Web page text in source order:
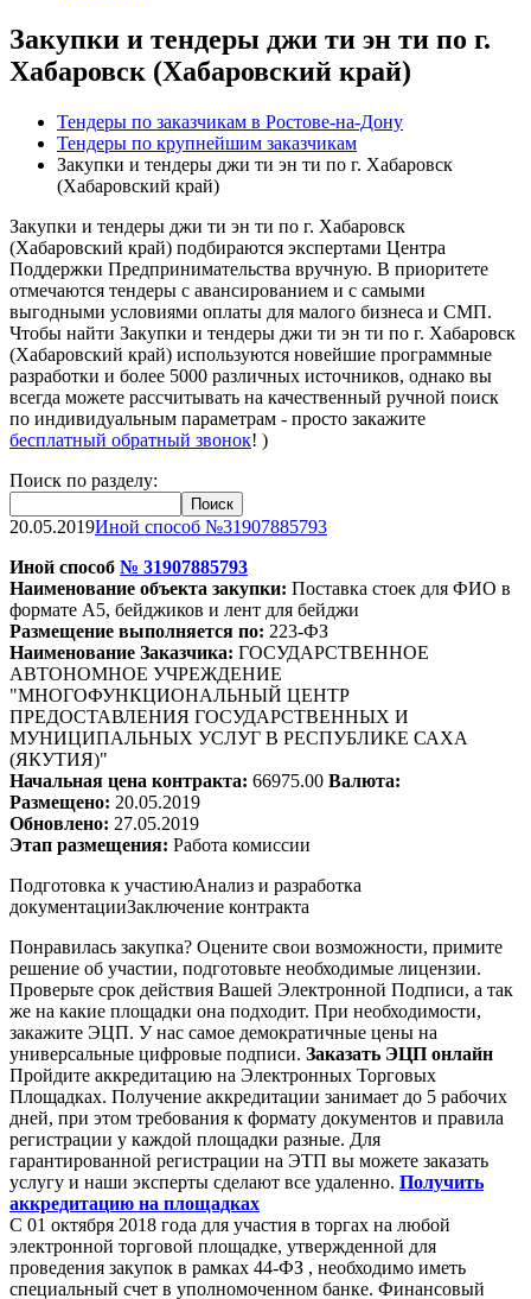
Закупки и тендеры джи ти эн ти по г.
Хабаровск (Хабаровский край)
Тендеры по заказчикам в Ростове-на-Дону
Тендеры по крупнейшим заказчикам
Закупки и тендеры джи ти эн ти по г. Хабаровск
(Хабаровский край)
Закупки и тендеры джи ти эн ти по г. Хабаровск
(Хабаровский край) подбираются экспертами Центра
Поддержки Предпринимательства вручную. В приоритете
отмечаются тендеры с авансированием и с самыми
выгодными условиями оплаты для малого бизнеса и СМП.
Чтобы найти Закупки и тендеры джи ти эн ти по г. Хабаровск
(Хабаровский край) используются новейшие программные
разработки и более 5000 различных источников, однако вы
всегда можете рассчитывать на качественный ручной поиск
по индивидуальным параметрам - просто закажите
бесплатный обратный звонок! )
Поиск по разделу:
20.05.2019Иной способ №31907885793
Иной способ № 31907885793
Наименование объекта закупки: Поставка стоек для ФИО в
формате А5, бейджиков и лент для бейджи
Размещение выполняется по: 223-ФЗ
Наименование Заказчика: ГОСУДАРСТВЕННОЕ
АВТОНОМНОЕ УЧРЕЖДЕНИЕ
"МНОГОФУНКЦИОНАЛЬНЫЙ ЦЕНТР
ПРЕДОСТАВЛЕНИЯ ГОСУДАРСТВЕННЫХ И
МУНИЦИПАЛЬНЫХ УСЛУГ В РЕСПУБЛИКЕ САХА
(ЯКУТИЯ)"
Начальная цена контракта: 66975.00 Валюта:
Размещено: 20.05.2019
Обновлено: 27.05.2019
Этап размещения: Работа комиссии
Подготовка к участиюАнализ и разработка
документацииЗаключение контракта
Понравилась закупка? Оцените свои возможности, примите
решение об участии, подготовьте необходимые лицензии.
Проверьте срок действия Вашей Электронной Подписи, а так
же на какие площадки она подходит. При необходимости,
закажите ЭЦП. У нас самое демократичные цены на
универсальные цифровые подписи. Заказать ЭЦП онлайн
Пройдите аккредитацию на Электронных Торговых
Площадках. Получение аккредитации занимает до 5 рабочих
дней, при этом требования к формату документов и правила
регистрации у каждой площадки разные. Для
гарантированной регистрации на ЭТП вы можете заказать
услугу и наши эксперты сделают все удаленно. Получить
аккредитацию на площадках
С 01 октября 2018 года для участия в торгах на любой
электронной торговой площадке, утвержденной для
проведения закупок в рамках 44-ФЗ , необходимо иметь
специальный счет в уполномоченном банке. Финансовый